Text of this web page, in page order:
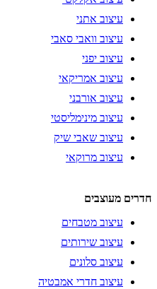
עיצוב אתני
עיצוב וואבי סאבי
עיצוב יפני
עיצוב אמריקאי
עיצוב אורבני
עיצוב מינימליסטי
עיצוב שאבי שיק
עיצוב מרוקאי
חדרים מעוצבים
עיצוב מטבחים
עיצוב שירותים
עיצוב סלונים
עיצוב חדרי אמבטיה